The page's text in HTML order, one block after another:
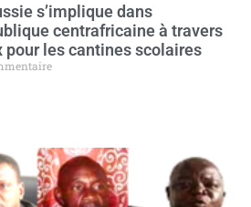
s’implique dans
centrafricaine à travers
les cantines scolaires